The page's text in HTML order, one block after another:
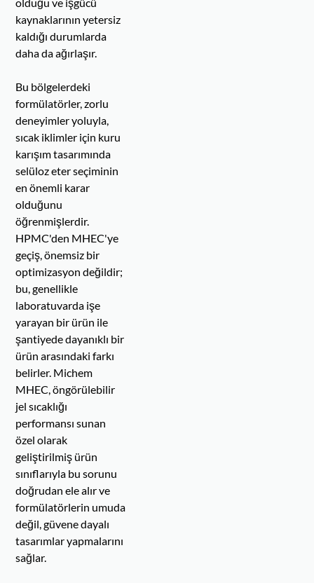
kaynaklarının yetersiz
kaldığı durumlarda
daha da ağırlaşır.
Bu bölgelerdeki
formülatörler, zorlu
deneyimler yoluyla,
sıcak iklimler için kuru
karışım tasarımında
selüloz eter seçiminin
en önemli karar
olduğunu
öğrenmişlerdir.
HPMC'den MHEC'ye
geçiş, önemsiz bir
optimizasyon değildir;
bu, genellikle
laboratuvarda işe
yarayan bir ürün ile
şantiyede dayanıklı bir
ürün arasındaki farkı
belirler. Michem
MHEC, öngörülebilir
jel sıcaklığı
performansı sunan
özel olarak
geliştirilmiş ürün
sınıflarıyla bu sorunu
doğrudan ele alır ve
formülatörlerin umuda
değil, güvene dayalı
tasarımlar yapmalarını
sağlar.